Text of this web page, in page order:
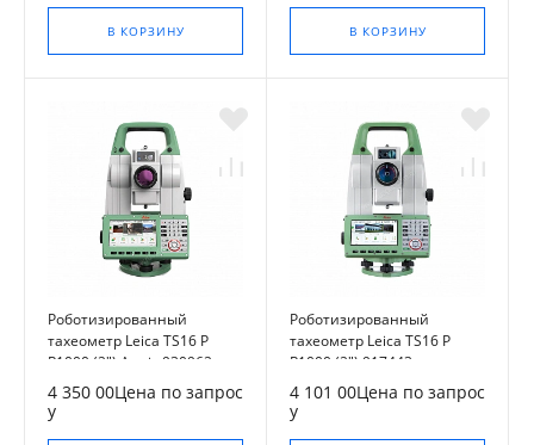
В КОРЗИНУ В КОРЗИНУ
Роботизированный
тахеометр Leica TS16 P
R1000 (2") Arctic 930962
4 350 00Цена по запрос
у
Роботизированный
тахеометр Leica TS16 P
R1000 (2") 917443
4 101 00Цена по запрос
у